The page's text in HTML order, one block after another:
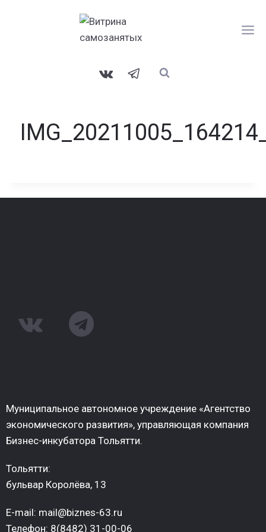
Муниципальное автономное учреждение «Агентство
экономического развития», управляющая компания
Бизнес-инкубатора Тольятти.
Тольятти:
бульвар Королёва, 13
E-mail: mail@biznes-63.ru
Телефон: 8(8482) 31-00-06